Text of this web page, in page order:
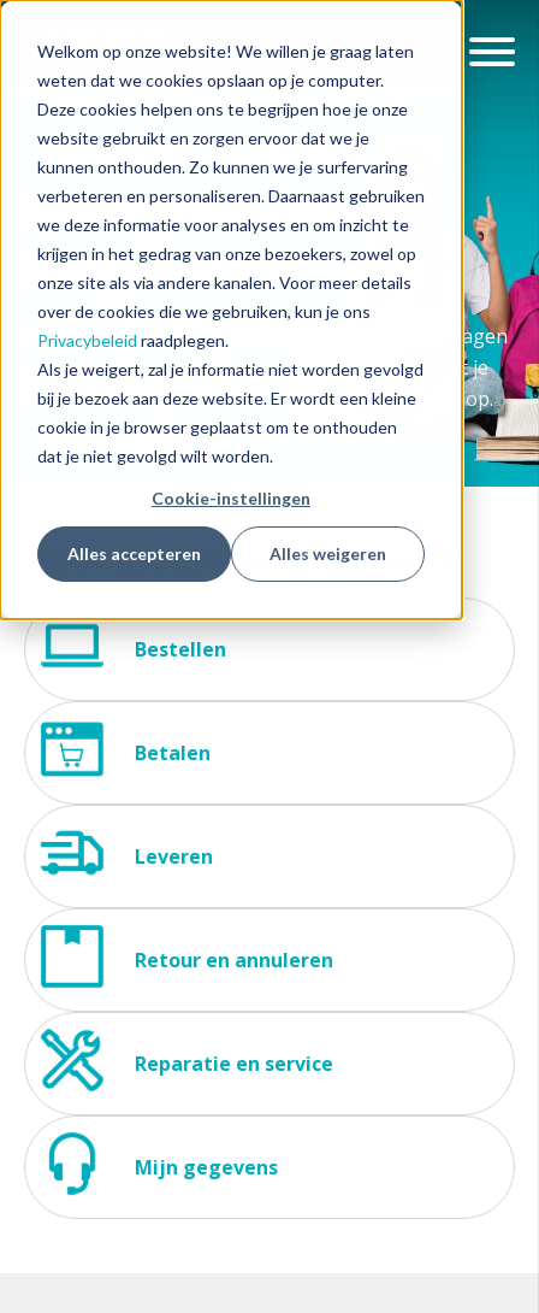
Welkom op onze website! We willen je graag laten
weten dat we cookies opslaan op je computer.
Deze cookies helpen ons te begrijpen hoe je onze
website gebruikt en zorgen ervoor dat we je
kunnen onthouden. Zo kunnen we je surfervaring
verbeteren en personaliseren. Daarnaast gebruiken
we deze informatie voor analyses en om inzicht te
krijgen in het gedrag van onze bezoekers, zowel op
onze site als via andere kanalen. Voor meer details
over de cookies die we gebruiken, kun je ons
Privacybeleid raadplegen.
Als je weigert, zal je informatie niet worden gevolgd
bij je bezoek aan deze website. Er wordt een kleine
cookie in je browser geplaatst om te onthouden
dat je niet gevolgd wilt worden.
Cookie-instellingen
Alles accepteren Alles weigeren
Veelgestelde
vragen
Op deze pagina vind je snel antwoord op jouw vragen
over bestellen, betalen, repareren en meer. Staat je
vraag er niet tussen? Neem dan contact met ons op.
Waar gaat jouw vraag over?
Bestellen
Betalen
Leveren
Retour en annuleren
Reparatie en service
Mijn gegevens